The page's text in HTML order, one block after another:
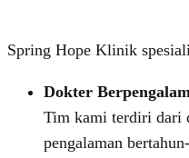
Spring Hope Klinik
Dokter
Tim kami terdiri dari
pengalaman